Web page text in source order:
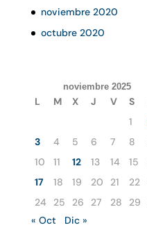
noviembre 2020
octubre 2020
noviembre 2025
L M X J V S
1
3
4 5 6 7 8
10
11 12 13 14 15
17
18 19 20 21 22
24
25 26 27 28 29
« Oct
Dic »